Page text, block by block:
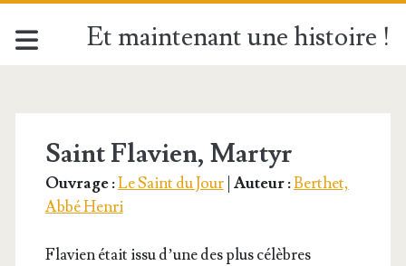
Et maintenant une histoire !
<span>22
décembre</span>
Saint Flavien, Martyr
Ouvrage :Le Saint du Jour| Auteur :Berthet,
Abbé Henri
Fla­vien était issu d’une des plus célèbres